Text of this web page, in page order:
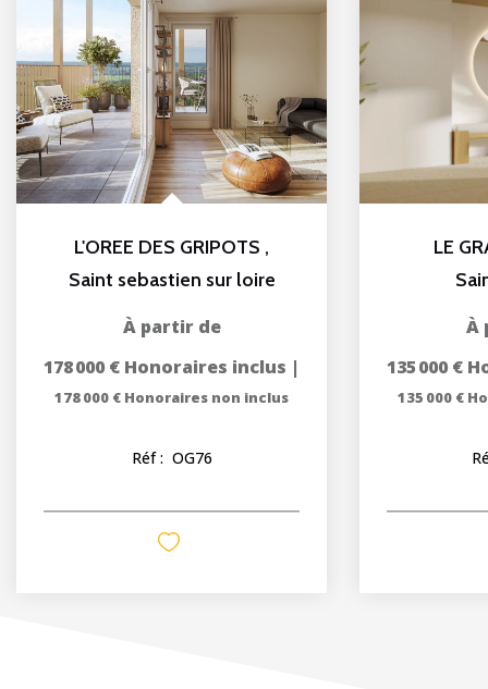
L'OREE DES GRIPOTS ,
Saint sebastien sur loire
178 000 € Honoraires inclus |
178 000 € Honoraires non inclus
Réf : OG76
LE
135 000 €
135 000 €